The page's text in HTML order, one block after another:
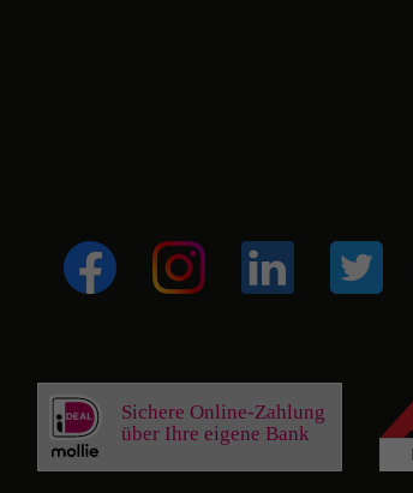
Sichere Online-Zahlung
über Ihre eigene Bank